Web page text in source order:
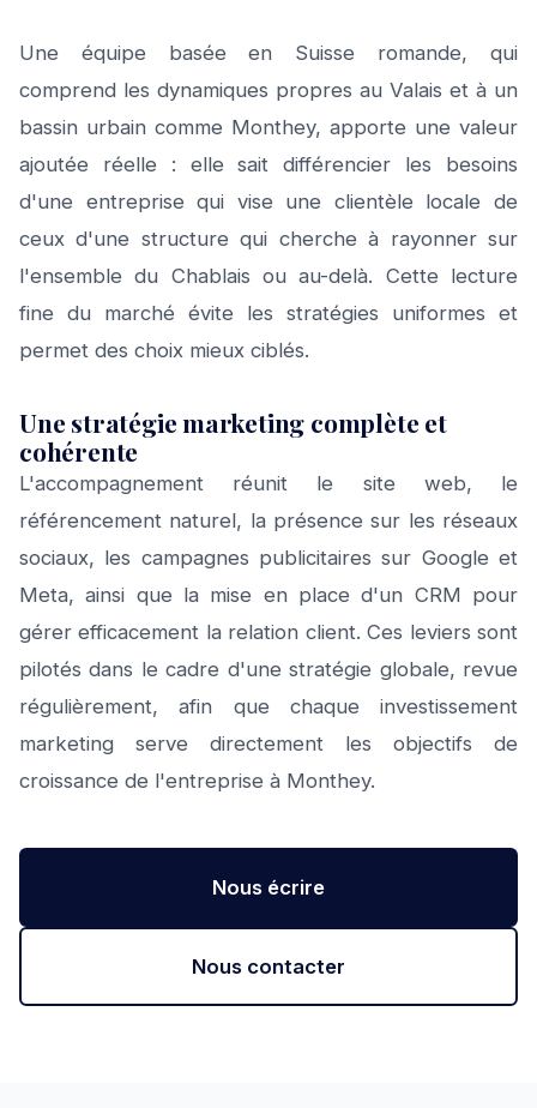
Une équipe basée en Suisse romande, qui
comprend les dynamiques propres au Valais et à un
bassin urbain comme Monthey, apporte une valeur
ajoutée réelle : elle sait différencier les besoins
d'une entreprise qui vise une clientèle locale de
ceux d'une structure qui cherche à rayonner sur
l'ensemble du Chablais ou au-delà. Cette lecture
fine du marché évite les stratégies uniformes et
permet des choix mieux ciblés.
Une stratégie marketing complète et
cohérente
L'accompagnement réunit le site web, le
référencement naturel, la présence sur les réseaux
sociaux, les campagnes publicitaires sur Google et
Meta, ainsi que la mise en place d'un CRM pour
gérer efficacement la relation client. Ces leviers sont
pilotés dans le cadre d'une stratégie globale, revue
régulièrement, afin que chaque investissement
marketing serve directement les objectifs de
croissance de l'entreprise à Monthey.
Nous écrire
Nous contacter